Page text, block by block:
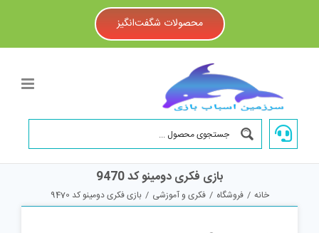
محصولات شگفت‌انگیز
بازی فکری دومینو کد 9470
خانه / فروشگاه / فکری و آموزشی / بازی فکری دومینو کد 9470